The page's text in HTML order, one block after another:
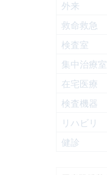
外来
救命救急
検査室
集中治療室
在宅医療
検査機器
リハビリ
健診